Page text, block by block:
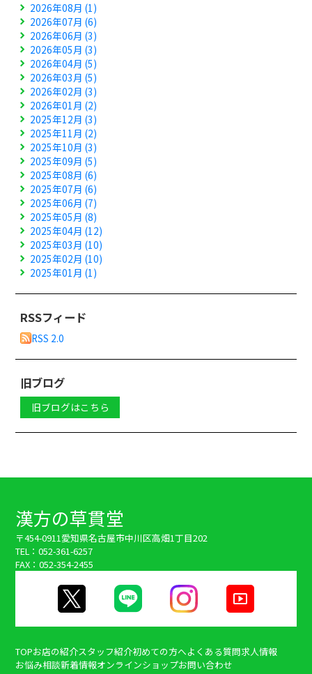
2026年08月 (1)
2026年07月 (6)
2026年06月 (3)
2026年05月 (3)
2026年04月 (5)
2026年03月 (5)
2026年02月 (3)
2026年01月 (2)
2025年12月 (3)
2025年11月 (2)
2025年10月 (3)
2025年09月 (5)
2025年08月 (6)
2025年07月 (6)
2025年06月 (7)
2025年05月 (8)
2025年04月 (12)
2025年03月 (10)
2025年02月 (10)
2025年01月 (1)
RSSフィード
RSS 2.0
旧ブログ
旧ブログはこちら
漢方の草貫堂
〒454-0911 愛知県名古屋市中川区高畑1丁目202
TEL：052-361-6257
FAX：052-354-2455
TOPお店の紹介スタッフ紹介初めての方へよくある質問求人情報
お悩み相談新着情報オンラインショップお問い合わせ